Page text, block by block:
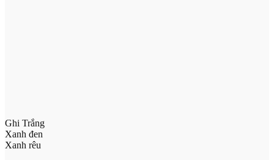
Ghi Trắng
Xanh đen
Xanh rêu